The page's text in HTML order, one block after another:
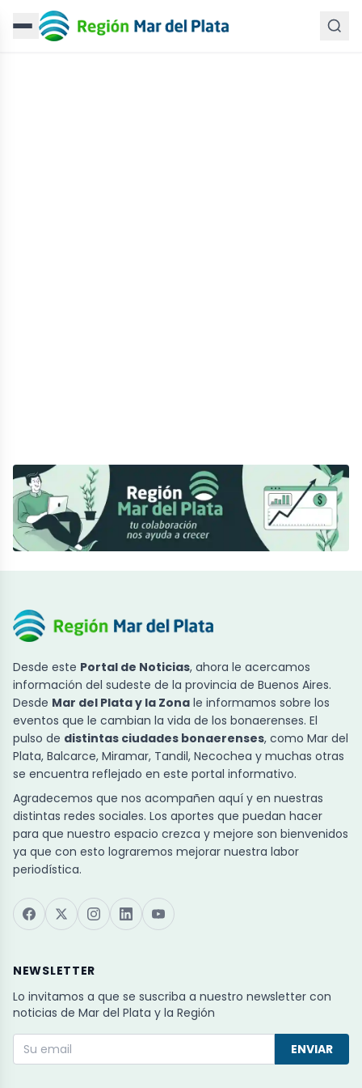
Desde este Portal de Noticias, ahora le acercamos
información del sudeste de la provincia de Buenos Aires.
Desde Mar del Plata y la Zona le informamos sobre los
eventos que le cambian la vida de los bonaerenses. El
pulso de distintas ciudades bonaerenses, como Mar del
Plata, Balcarce, Miramar, Tandil, Necochea y muchas otras
se encuentra reflejado en este portal informativo.
Agradecemos que nos acompañen aquí y en nuestras
distintas redes sociales. Los aportes que puedan hacer
para que nuestro espacio crezca y mejore son bienvenidos
ya que con esto lograremos mejorar nuestra labor
periodística.
NEWSLETTER
Lo invitamos a que se suscriba a nuestro newsletter con
noticias de Mar del Plata y la Región
ENVIAR